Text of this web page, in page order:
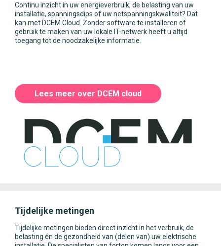
Continu inzicht in uw energieverbruik, de belasting van uw
installatie, spanningsdips of uw netspanningskwaliteit? Dat
kan met DCEM Cloud. Zonder software te installeren of
gebruik te maken van uw lokale IT-netwerk heeft u altijd
toegang tot de noodzakelijke informatie.
Lees meer over DCEM cloud
Tijdelijke metingen
Tijdelijke metingen bieden direct inzicht in het verbruik, de
belasting én de gezondheid van (delen van) uw elektrische